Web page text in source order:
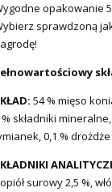
opakowanie
sprawdzoną
54 % mięso
% składniki
0,1 % drożdże
surowy 2,5 %,